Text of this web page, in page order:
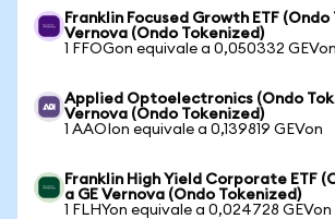
Franklin Focused Growth ETF (Ondo
Vernova (Ondo Tokenized)
1 FFOGon equivale a 0,050332 GEVon
Applied Optoelectronics (Ondo
Vernova (Ondo Tokenized)
1 AAOIon equivale a 0,139819 GEVon
Franklin High Yield Corporate ETF
a GE Vernova (Ondo Tokenized)
1 FLHYon equivale a 0,024728 GEVon